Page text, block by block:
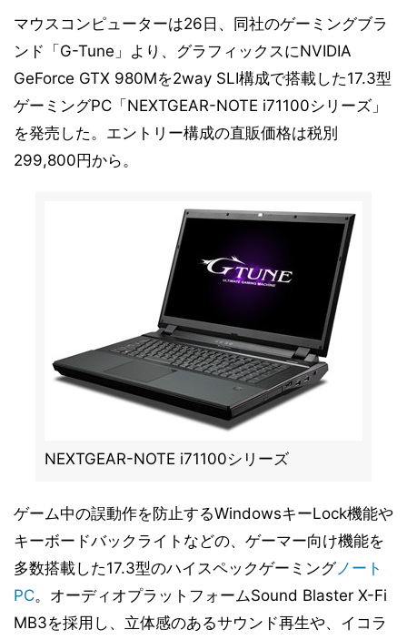
マウスコンピューターは26日、同社のゲーミングブラ
ンド「G-Tune」より、グラフィックスにNVIDIA
GeForce GTX 980Mを2way SLI構成で搭載した17.3型
ゲーミングPC「NEXTGEAR-NOTE i71100シリーズ」
を発売した。エントリー構成の直販価格は税別
299,800円から。
NEXTGEAR-NOTE i71100シリーズ
ゲーム中の誤動作を防止するWindowsキーLock機能や
キーボードバックライトなどの、ゲーマー向け機能を
多数搭載した17.3型のハイスペックゲーミングノート
PC。オーディオプラットフォームSound Blaster X-Fi
MB3を採用し、立体感のあるサウンド再生や、イコラ